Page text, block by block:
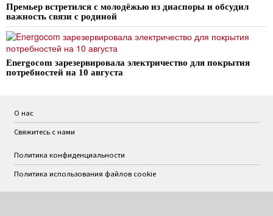
Премьер встретился с молодёжью из диаспоры и обсудил
важность связи с родиной
Energocom зарезервировала электричество для покрытия
потребностей на 10 августа
О нас
Свяжитесь с нами
Политика конфиденциальности
Политика использования файлов cookie